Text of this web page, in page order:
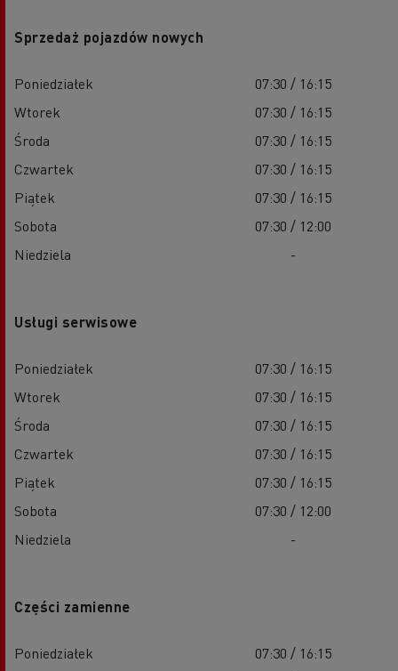
Sprzedaż pojazdów nowych
Poniedziałek
07:30 / 16:15
Wtorek
07:30 / 16:15
Środa
07:30 / 16:15
Czwartek
07:30 / 16:15
Piątek
07:30 / 16:15
Sobota
07:30 / 12:00
Niedziela
-
Usługi serwisowe
Poniedziałek
07:30 / 16:15
Wtorek
07:30 / 16:15
Środa
07:30 / 16:15
Czwartek
07:30 / 16:15
Piątek
07:30 / 16:15
Sobota
07:30 / 12:00
Niedziela
-
Części zamienne
Poniedziałek
07:30 / 16:15